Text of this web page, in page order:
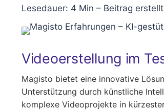
Lesedauer: 4 Min – Beitrag
Videoerstellung im
Magisto bietet eine innovative
Unterstützung durch künstliche
komplexe Videoprojekte in